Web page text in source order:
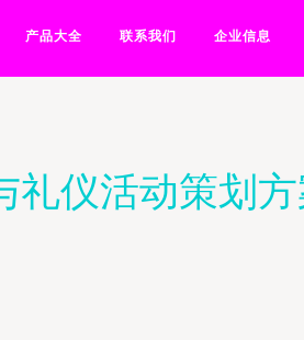
产品大全 联系我们 企业信息
仪活动策划方